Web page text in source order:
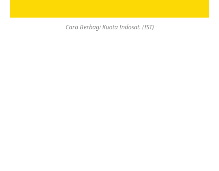
Cara Berbagi Kuota Indosat. (IST)